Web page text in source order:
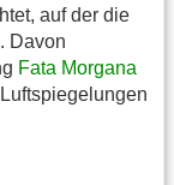
auf der die
Davon
Fata Morgana